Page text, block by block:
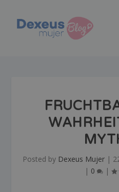
Posted by Dexeus Mujer|
| 0 |